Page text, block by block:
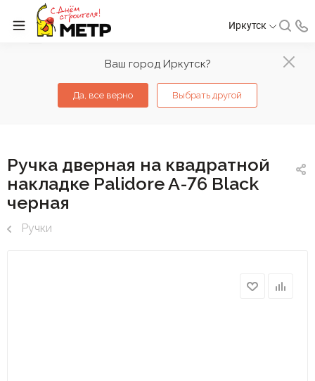
Ваш город Иркутск?
Да, все верно Выбрать другой
Иркутск
Ручка дверная на квадратной
накладке Palidore A-76 Black
черная
Ручки